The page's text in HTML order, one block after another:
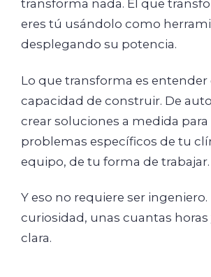
transforma nada. El que
eres tú usándolo como
desplegando su potencia.
Lo que transforma es entender
capacidad de construir. De
crear soluciones a medida para
problemas específicos de tu
equipo, de tu forma de trabajar.
Y eso no requiere ser ingeniero.
curiosidad, unas cuantas horas
clara.